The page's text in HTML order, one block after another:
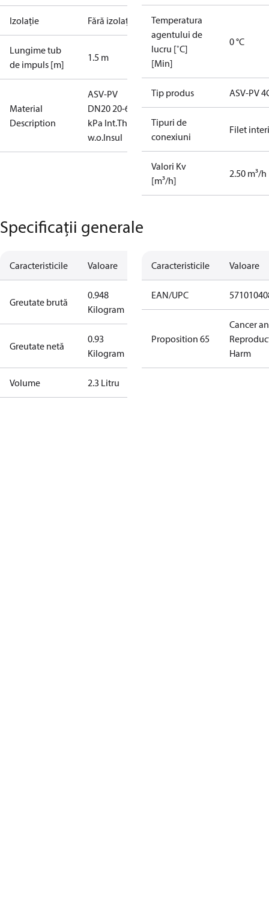
Izolație Fără izolație
Lungime tub
de impuls [m]
1.5 m
Material
Description
ASV-PV
DN20 20-60
kPa Int.Thr.
w.o.Insul
Temperatura
agentului de
lucru [˚C]
[Min]
0 °C
Tip produs ASV-PV
Tipuri de
conexiuni
Filet
Valori Kv
[m³/h]
2.50 m³/h
Specificații generale
Caracteristicile Valoare
Greutate brută
0.948
Kilogram
Greutate netă
0.93
Kilogram
Volume 2.3 Litru
Caracteristicile Valoare
EAN/UPC
Proposition 65
Cancer
Harm